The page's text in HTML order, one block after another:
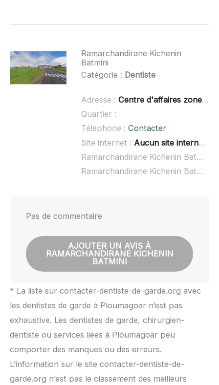
Ramarchandirane Kichenin
Batmini
Catégorie : Dentiste
Adresse : Centre d'affaires zone artisanale Runanvizit, 22970 Ploumagoar
Quartier :
Téléphone : Contacter
Site internet : Aucun site internet connu
Ramarchandirane Kichenin Batmini à domicile :
Ramarchandirane Kichenin Batmini ouvert dimanche :
Pas de commentaire
AJOUTER UN AVIS À
RAMARCHANDIRANE KICHENIN
BATMINI
* La liste sur contacter-dentiste-de-garde.org avec
les dentistes de garde à Ploumagoar n’est pas
exhaustive. Les dentistes de garde, chirurgien-
dentiste ou services liées à Ploumagoar peu
comporter des manques ou des erreurs.
L’information sur le site contacter-dentiste-de-
garde.org n’est pas le classement des meilleurs